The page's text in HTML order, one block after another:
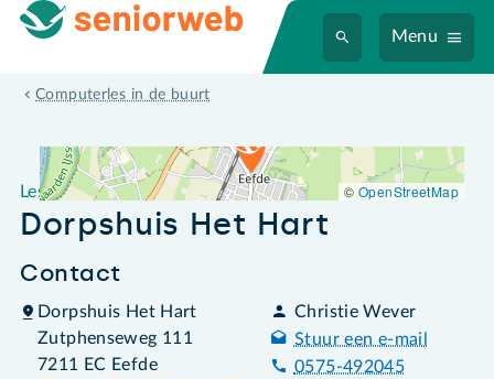
Menu
Computerles in de buurt
Leslocatie Dorpshuis Het Hart
Leslocatie
Dorpshuis Het Hart
Contact
Dorpshuis Het Hart
Zutphenseweg 111
7211 EC Eefde
Christie Wever
Stuur een e-mail
0575-492045
©OpenStreetMap